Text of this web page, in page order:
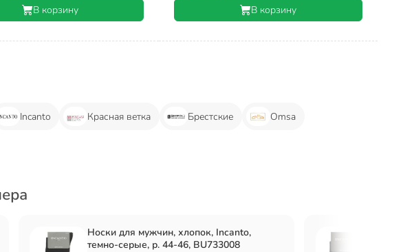
В корзину В корзину
Incanto Красная ветка Брестские Omsa
Носки для мужчин, хлопок, Incanto,
темно-серые, р. 44-46, BU733008